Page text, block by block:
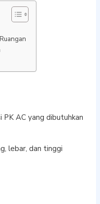
PK AC yang dibutuhkan
lebar, dan tinggi